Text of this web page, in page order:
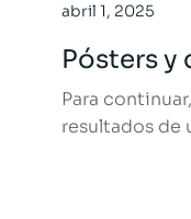
abril 1, 2025
Pósters y
Para
resultados de